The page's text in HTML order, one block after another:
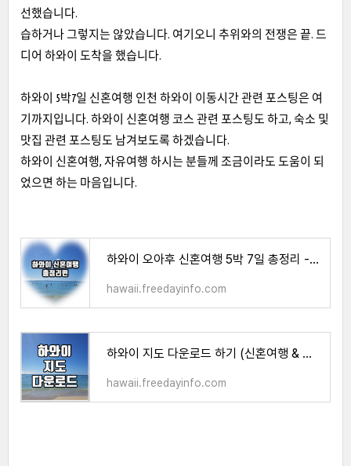
선했습니다.
습하거나 그렇지는 않았습니다. 여기오니 추위와의 전쟁은 끝. 드
디어 하와이 도착을 했습니다.
하와이 5박7일 신혼여행 인천 하와이 이동시간 관련 포스팅은 여
기까지입니다. 하와이 신혼여행 코스 관련 포스팅도 하고, 숙소 및
맛집 관련 포스팅도 남겨보도록 하겠습니다.
하와이 신혼여행, 자유여행 하시는 분들께 조금이라도 도움이 되
었으면 하는 마음입니다.
하와이 오아후 신혼여행 5박 7일 총정리 - 한방에 확인하기
hawaii.freedayinfo.com
하와이 지도 다운로드 하기 (신혼여행 & 자유여행)
hawaii.freedayinfo.com